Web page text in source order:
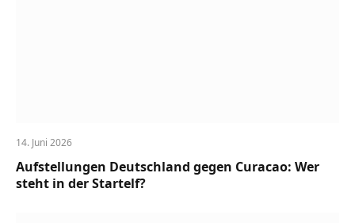
14. Juni 2026
Aufstellungen Deutschland gegen Curacao: Wer
steht in der Startelf?